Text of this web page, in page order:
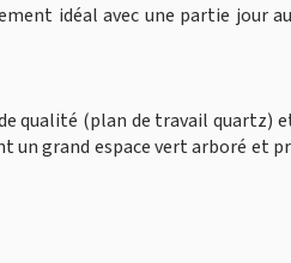
idéal avec une partie jour
qualité (plan de travail quartz)
un grand espace vert arboré et